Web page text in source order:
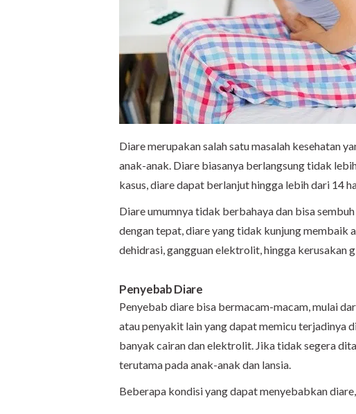
Diare merupakan salah satu masalah kesehatan
anak-anak. Diare biasanya berlangsung tidak
kasus, diare dapat berlanjut hingga lebih dari 14
Diare umumnya tidak berbahaya dan bisa
dengan tepat, diare yang tidak kunjung membaik
dehidrasi, gangguan elektrolit, hingga kerusakan
PenyebabDiare
Penyebab diare bisa bermacam-macam, mulai
atau penyakit lain yang dapat memicu terjadinya
banyak cairan dan elektrolit. Jika tidak segera
terutama pada anak-anak dan lansia.
Beberapa kondisi yang dapat menyebabkan